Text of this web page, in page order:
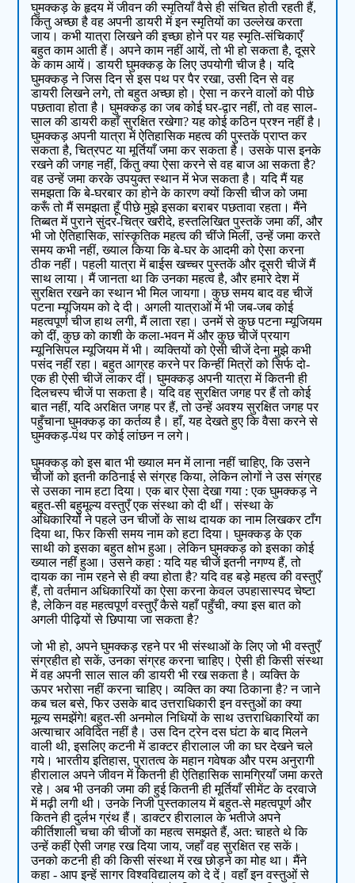
घुमक्कड़ के हृदय में जीवन की स्‍मृतियाँ वैसे ही संचित होती रहती हैं,
किंतु अच्छा है वह अपनी डायरी में इन स्‍मृतियों का उल्‍लेख करता
जाय। कभी यात्रा लिखने की इच्‍छा होने पर यह स्‍मृति-संचिकाएँ
बहुत काम आती हैं। अपने काम नहीं आयें, तो भी हो सकता है, दूसरे
के काम आयें। डायरी घुमक्कड़ के लिए उपयोगी चीज है। यदि
घुमक्कड़ ने जिस दिन से इस पथ पर पैर रखा, उसी दिन से वह
डायरी लिखने लगे, तो बहुत अच्छा हो। ऐसा न करने वालों को पीछे
पछतावा होता है। घुमक्कड़ का जब कोई घर-द्वार नहीं, तो वह साल-
साल की डायरी कहाँ सुरक्षित रखेगा? यह कोई कठिन प्रश्‍न नहीं है।
घुमक्कड़ अपनी यात्रा में ऐतिहासिक महत्‍व की पुस्‍तकें प्राप्‍त कर
सकता है, चित्रपट या मूर्तियाँ जमा कर सकता है। उसके पास इनके
रखने की जगह नहीं, किंतु क्या ऐसा करने से वह बाज आ सकता है?
वह उन्‍हें जमा करके उपयुक्‍त स्‍थान में भेज सकता है। यदि मैं यह
समझता कि बे-घरबार का होने के कारण क्‍यों किसी चीज को जमा
करूँ तो मैं समझता हूँ पीछे मुझे इसका बराबर पछतावा रहता। मैंने
तिब्‍बत में पुराने सुंदर-चित्र खरीदे, हस्‍तलिखित पुस्‍तकें जमा कीं, और
भी जो ऐतिहासिक, सांस्‍कृतिक महत्‍व की चींजे मिलीं, उन्‍हें जमा करते
समय कभी नहीं, ख्‍याल किया कि बे-घर के आदमी को ऐसा करना
ठीक नहीं। पहली यात्रा में बाईस खच्‍चर पुस्‍तकें और दूसरी चीजें मैं
साथ लाया। मैं जानता था कि उनका महत्‍व है, और हमारे देश में
सुरक्षित रखने का स्‍थान भी मिल जायगा। कुछ समय बाद वह चीजें
पटना म्‍यूजियम को दे दी। अगली यात्राओं में भी जब-जब कोई
महत्‍वपूर्ण चीज हाथ लगी, मैं लाता रहा। उनमें से कुछ पटना म्‍यूजियम
को दीं, कुछ को काशी के कला-भवन में और कुछ चीजें प्रयाग
म्‍यूनिसिपल म्‍यूजियम में भी। व्‍यक्तियों को ऐसी चीजें देना मुझे कभी
पसंद नहीं रहा। बहुत आग्रह करने पर किन्‍हीं मित्रों को सिर्फ दो-
एक ही ऐसी चीजें लाकर दीं। घुमक्कड़ अपनी यात्रा में कितनी ही
दिलचस्‍प चीजें पा सकता है। यदि वह सुरक्षित जगह पर हैं तो कोई
बात नहीं, यदि अरक्षित जगह पर हैं, तो उन्‍हें अवश्य सुरक्षित जगह पर
पहुँचाना घुमक्कड़ का कर्तव्‍य है। हाँ, यह देखते हुए कि वैसा करने से
घुमक्कड़-पंथ पर कोई लांछन न लगे।
घुमक्कड़ को इस बात भी ख्‍याल मन में लाना नहीं चाहिए, कि उसने
चीजों को इतनी कठिनाई से संग्रह किया, लेकिन लोगों ने उस संग्रह
से उसका नाम हटा दिया। एक बार ऐसा देखा गया : एक घुमक्कड़ ने
बहुत-सी बहुमूल्‍य वस्‍तुएँ एक संस्‍था को दी थीं। संस्‍था के
अधिकारियों ने पहले उन चीजों के साथ दायक का नाम लिखकर टाँग
दिया था, फिर किसी समय नाम को हटा दिया। घुमक्कड़ के एक
साथी को इसका बहुत क्षोभ हुआ। लेकिन घुमक्कड़ को इसका कोई
ख्‍याल नहीं हुआ। उसने कहा : यदि यह चीजें इतनी नगण्य हैं, तो
दायक का नाम रहने से ही क्या होता है? यदि वह बड़े महत्‍व की वस्‍तुएँ
हैं, तो वर्तमान अधिकारियों का ऐसा करना केवल उपहासास्‍पद चेष्‍टा
है, लेकिन वह महत्‍वपूर्ण वस्‍तुएँ कैसे यहाँ पहुँची, क्या इस बात को
अगली पीढ़ियों से छिपाया जा सकता है?
जो भी हो, अपने घुमक्कड़ रहने पर भी संस्‍थाओं के लिए जो भी वस्‍तुएँ
संग्रहीत हो सकें, उनका संग्रह करना चाहिए। ऐसी ही किसी संस्‍था
में वह अपनी साल साल की डायरी भी रख सकता है। व्‍यक्ति के
ऊपर भरोसा नहीं करना चाहिए। व्‍यक्ति का क्या ठिकाना है? न जाने
कब चल बसे, फिर उसके बाद उत्तराधिकारी इन वस्‍तुओं का क्या
मूल्‍य समझेंगे! बहुत-सी अनमोल निधियों के साथ उत्तराधिकारियों का
अत्याचार अविदित नहीं है। उस दिन ट्रेन दस घंटा के बाद मिलने
वाली थी, इसलिए कटनी में डाक्‍टर हीरालाल जी का घर देखने चले
गये। भारतीय इतिहास, पुरातत्‍व के महान गवेषक और परम अनुरागी
हीरालाल अपने जीवन में कितनी ही ऐतिहासिक सामग्रियाँ जमा करते
रहे। अब भी उनकी जमा की हुई कितनी ही मूर्तियाँ सीमेंट के दरवाजे
में मढ़ी लगी थी। उनके निजी पुस्‍तकालय में बहुत-से महत्‍वपूर्ण और
कितने ही दुर्लभ ग्रंथ हैं। डाक्‍टर हीरालाल के भतीजे अपने
कीर्तिशाली चचा की चीजों का महत्‍व समझते हैं, अत: चाहते थे कि
उन्‍हें कहीं ऐसी जगह रख दिया जाय, जहाँ वह सुरक्षित रह सकें।
उनको कटनी ही की किसी संस्‍था में रख छोड़ने का मोह था। मैंने
कहा - आप इन्‍हें सागर विश्‍वविद्यालय को दे दें। वहाँ इन वस्‍तुओं से